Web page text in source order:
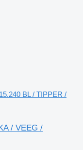
BL / TIPPER /
/ VEEG /